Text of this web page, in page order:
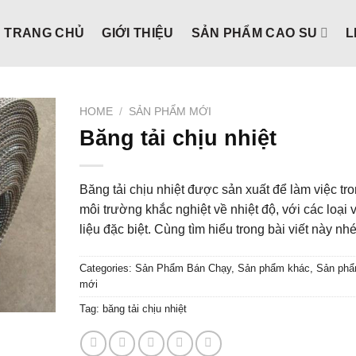
TRANG CHỦ GIỚI THIỆU SẢN PHẨM CAO SU
HOME / SẢN PHẨM MỚI
Băng tải chịu nhiệt
Băng tải chịu nhiệt được sản xuất để làm việc
môi trường khắc nghiệt về nhiệt độ, với các loại
liệu đặc biệt. Cùng tìm hiểu trong bài viết này nhé
Categories: Sản Phẩm Bán Chạy, Sản phẩm khác Sản
mới
Tag: băng tải chịu nhiệt